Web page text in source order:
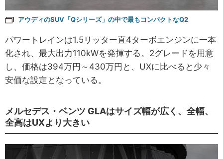
アウディのSUV「Qシリーズ」の中で最もコンパクトなQ2
パワートレインは1.5リッター直4ターボエンジンに一本
化され、最大出力110kWを発揮する。2グレードを用意
し、価格は394万円～430万円と、UXに比べると少々
安価な設定となっている。
メルセデス・ベンツ GLAはサイズ幅が広く、全幅、
全高はUXより大きい